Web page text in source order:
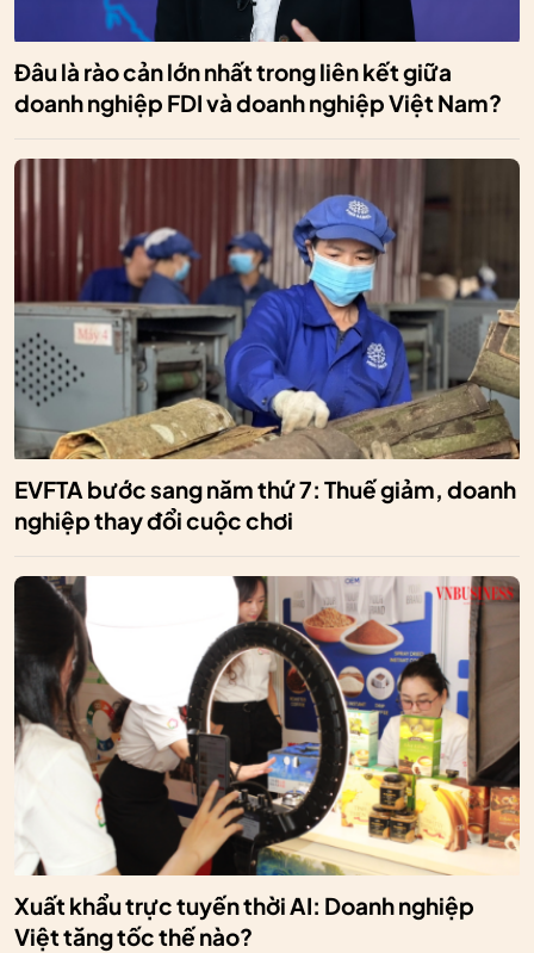
Đâu là rào cản lớn nhất trong liên kết giữa
doanh nghiệp FDI và doanh nghiệp Việt Nam?
EVFTA bước sang năm thứ 7: Thuế giảm, doanh
nghiệp thay đổi cuộc chơi
Xuất khẩu trực tuyến thời AI: Doanh nghiệp
Việt tăng tốc thế nào?